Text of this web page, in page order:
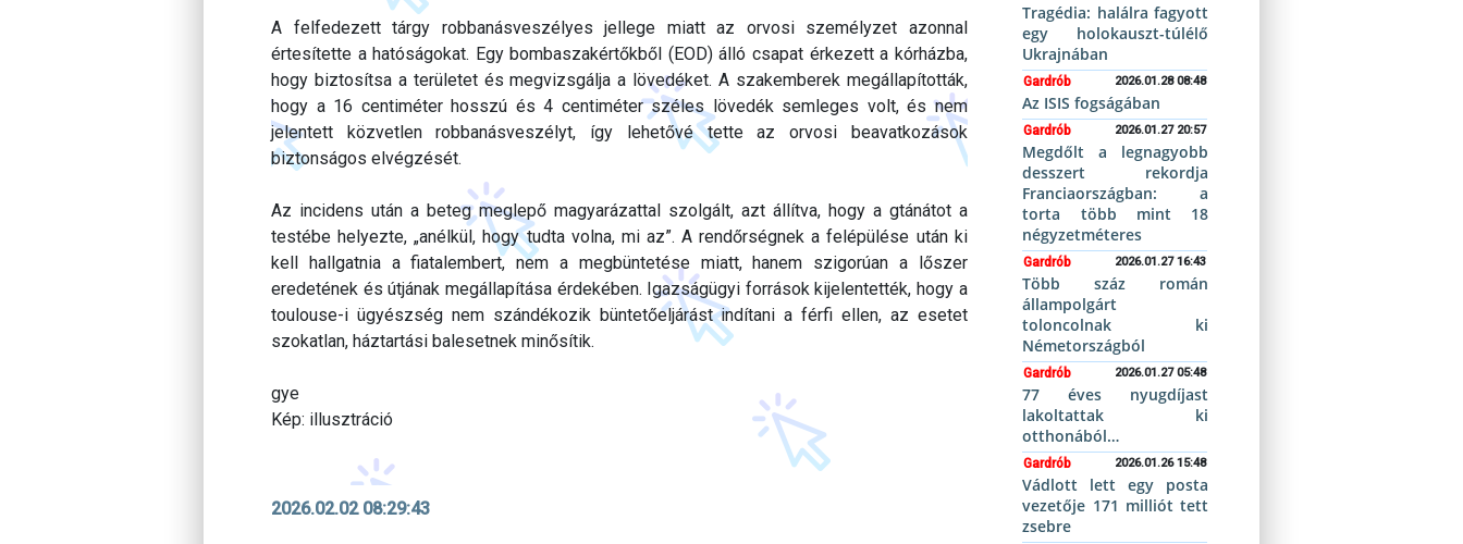
A felfedezett tárgy robbanásveszélyes jellege miatt az orvosi személyzet azonnal
értesítette a hatóságokat. Egy bombaszakértőkből (EOD) álló csapat érkezett a kórházba,
hogy biztosítsa a területet és megvizsgálja a lövedéket. A szakemberek megállapították,
hogy a 16 centiméter hosszú és 4 centiméter széles lövedék semleges volt, és nem
jelentett közvetlen robbanásveszélyt, így lehetővé tette az orvosi beavatkozások
biztonságos elvégzését.
Az incidens után a beteg meglepő magyarázattal szolgált, azt állítva, hogy a gtánátot a
testébe helyezte, „anélkül, hogy tudta volna, mi az”. A rendőrségnek a felépülése után ki
kell hallgatnia a fiatalembert, nem a megbüntetése miatt, hanem szigorúan a lőszer
eredetének és útjának megállapítása érdekében. Igazságügyi források kijelentették, hogy a
toulouse-i ügyészség nem szándékozik büntetőeljárást indítani a férfi ellen, az esetet
szokatlan, háztartási balesetnek minősítik.
gye
Kép: illusztráció
2026.02.02 08:29:43
Tragédia: halálra fagyott
egy holokauszt-túlélő
Ukrajnában
Gardrób 2026.01.28 08:48
Az ISIS fogságában
Gardrób 2026.01.27 20:57
Megdőlt a legnagyobb
desszert rekordja
Franciaországban: a
torta több mint 18
négyzetméteres
Gardrób 2026.01.27 16:43
Több száz román
állampolgárt
toloncolnak ki
Németországból
Gardrób 2026.01.27 05:48
77 éves nyugdíjast
lakoltattak ki
otthonából…
Gardrób 2026.01.26 15:48
Vádlott lett egy posta
vezetője 171 milliót tett
zsebre